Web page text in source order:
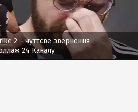
2 – чуттєве звернення
24 Каналу